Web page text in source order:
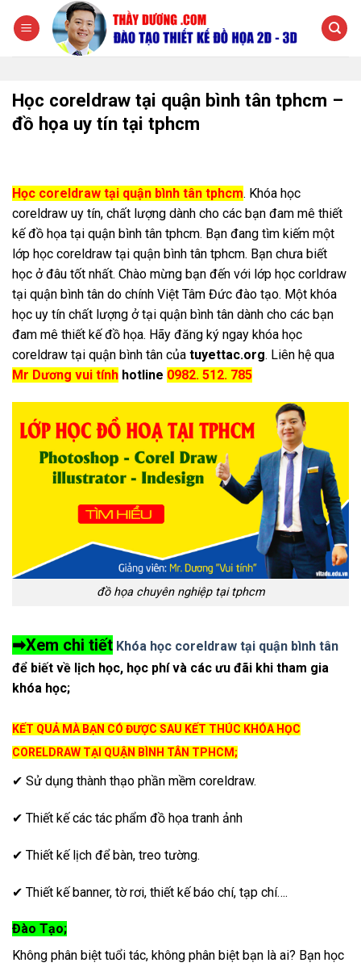
đến
Học coreldraw tại quận bình tân tphcm –
đồ họa uy tín tại tphcm
Học coreldraw tại quận bình tân tphcm. Khóa học
coreldraw uy tín, chất lượng dành cho các bạn đam mê thiết
kế đồ họa tại quận bình tân tphcm. Bạn đang tìm kiếm một
lớp học coreldraw tại quận bình tân tphcm. Bạn chưa biết
học ở đâu tốt nhất. Chào mừng bạn đến với lớp học corldraw
tại quận bình tân do chính Việt Tâm Đức đào tạo. Một khóa
học uy tín chất lượng ở tại quận bình tân dành cho các bạn
đam mê thiết kế đồ họa. Hãy đăng ký ngay khóa học
coreldraw tại quận bình tân của tuyettac.org. Liên hệ qua
Mr Dương vui tính hotline 0982. 512. 785
đồ họa chuyên nghiệp tại tphcm
➡Xem chi tiết Khóa học coreldraw tại quận bình tân
để biết về lịch học, học phí và các ưu đãi khi tham gia
khóa học;
KẾT QUẢ MÀ BẠN CÓ ĐƯỢC SAU KẾT THÚC KHÓA HỌC
CORELDRAW TẠI QUẬN BÌNH TÂN TPHCM;
✔ Sử dụng thành thạo phần mềm coreldraw.
✔ Thiết kế các tác phẩm đồ họa tranh ảnh
✔ Thiết kế lịch để bàn, treo tường.
✔ Thiết kế banner, tờ rơi, thiết kế báo chí, tạp chí….
Đào Tạo;
Không phân biệt tuổi tác, không phân biệt bạn là ai? Bạn học